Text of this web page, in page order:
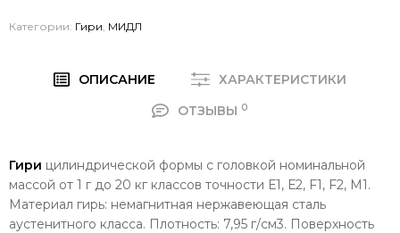
Категории: Гири, МИДЛ
ОПИСАНИЕ
ХАРАКТЕРИСТИКИ
ОТЗЫВЫ 0
Гири цилиндрической формы с головкой номинальной
массой от 1 г до 20 кг классов точности Е1, Е2, F1, F2, М1.
Материал гирь: немагнитная нержавеющая сталь
аустенитного класса. Плотность: 7,95 г/см3. Поверхность